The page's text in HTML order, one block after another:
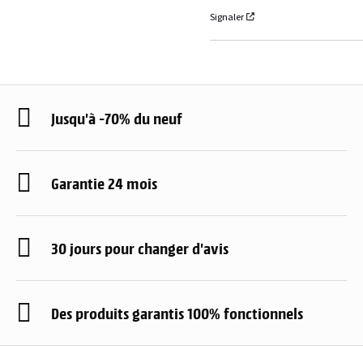
Signaler
Jusqu'à -70% du neuf
Garantie 24 mois
30 jours pour changer d'avis
Des produits garantis 100% fonctionnels